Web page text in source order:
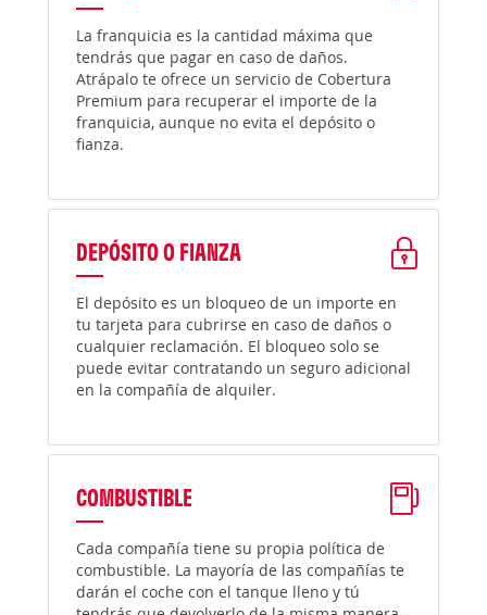
La franquicia es la cantidad máxima que
tendrás que pagar en caso de daños.
Atrápalo te ofrece un servicio de Cobertura
Premium para recuperar el importe de la
franquicia, aunque no evita el depósito o
fianza.
DEPÓSITO O FIANZA
El depósito es un bloqueo de un importe en
tu tarjeta para cubrirse en caso de daños o
cualquier reclamación. El bloqueo solo se
puede evitar contratando un seguro adicional
en la compañía de alquiler.
COMBUSTIBLE
Cada compañía tiene su propia política de
combustible. La mayoría de las compañías te
darán el coche con el tanque lleno y tú